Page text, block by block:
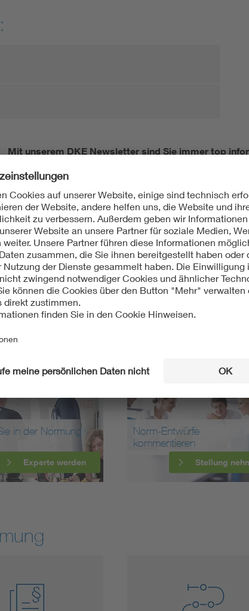
Mit unserem DKE Newsletter sind Sie immer top
fassen wir die wichtigsten Entwicklungen in der
berichten wir über aktuelle Arbeitsergebnisse,
informieren wir Sie bereits frühzeitig über zukünftige
Ich möchte den DKE Newsletter erhalten!
in der Normung
Experte werden
Norm-Entwürfe
kommentieren
Stellung